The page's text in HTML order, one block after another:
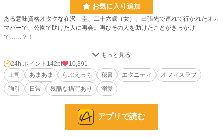
お気に入り追加
ある意味資格オタクな在沢 圭、二十六歳（女）。出張先で連れて行かれたオカ
マバーで、公園で助けた人に再会。再びその人を助けたことがきっかけ
で……？！
この作品は、主人公の恋愛及び、その双子の弟の成長物語です。ヒロイン視点、
ヒーロー視点、双子の弟視点に分かれています。
★サブタイトルはカクテル名です。
★サブタイトルはそのものズバリの意味合いの名前もありますが、あくまで内容
に近いイメージのものにしています。
24h.ポイント 142pt
10,391
上司
あまあま らぶえっち 秘書 エタニティ
オフィスラブ
強引
日常 残酷な描写あり 溺愛
アプリで読む